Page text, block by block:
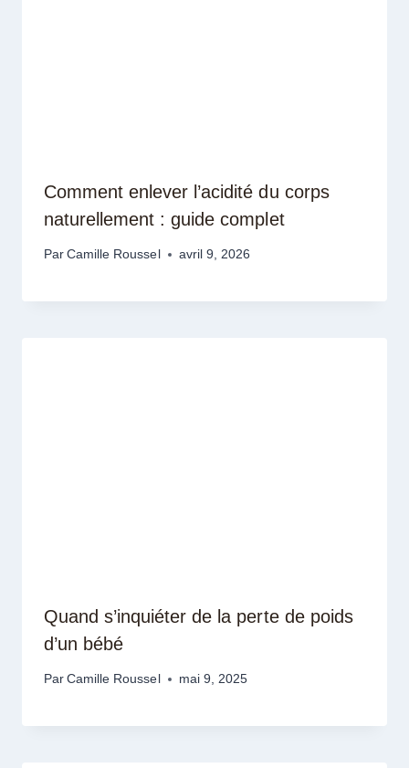
Comment enlever l’acidité du corps
naturellement : guide complet
Par Camille Roussel avril 9, 2026
Quand s’inquiéter de la perte de poids
d’un bébé
Par Camille Roussel mai 9, 2025